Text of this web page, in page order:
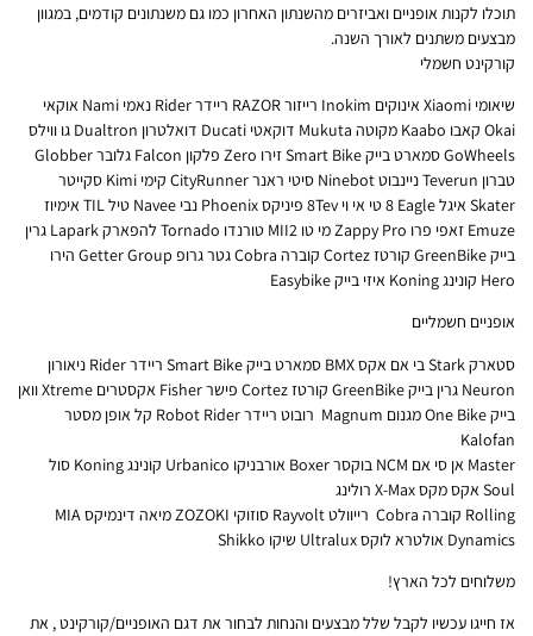
תוכלו לקנות אופניים ואביזרים מהשנתון האחרון כמו גם משנתונים קודמים, במגוון
מבצעים משתנים לאורך השנה.
קורקינט חשמלי
שיאומי Xiaomi ‏אינוקים Inokim ‏רייזור RAZOR ‏ריידר Rider ‏נאמי Nami ‏אוקאי
Okai ‏קאבו Kaabo ‏מקוטה Mukuta ‏דוקאטי Ducati ‏דואלטרון Dualtron ‏גו ווילס
GoWheels ‏סמארט בייק Smart Bike זירו Zero ‏פלקון Falcon גלובר Globber
‏טברון Teverun ‏ניינבוט Ninebot סיטי ראנר CityRunner קימי Kimi ‏סקייטר
Skater ‏איגל Eagle ‏8 טי אי וי 8Tev ‏פיניקס Phoenix ‏נבי Navee ‏טיל TIL ‏אימיוז
Emuze זאפי פרו Zappy Pro ‏מי טו MII2 ‏טורנדו Tornado ‏להפארק Lapark ‏גרין
בייק GreenBike ‏קורטז Cortez ‏קוברה Cobra ‏גטר גרופ Getter Group הירו
Hero ‏קונינג Koning ‏איזי בייק Easybike
אופניים חשמליים
סטארק Stark ‏בי אם אקס BMX ‏סמארט בייק Smart Bike ריידר Rider ‏ניאורון
Neuron ‏גרין בייק GreenBike קורטז Cortez ‏פישר Fisher‏ אקסטרים Xtreme ‏וואן
בייק One Bike מגנום Magnum ‏ רובוט ריידר Robot Rider קל אופן מסטר
Kalofan
Master ‏אן סי אם NCM בוקסר Boxer ‏אורבניקו Urbanico ‏קונינג Koning ‏סול
Soul ‏אקס מקס X-Max ‏רולינג
Rolling ‏קוברה Cobra ‏ רייוולט Rayvolt ‏סוזוקי ZOZOKI ‏מיאה דינמיקס MIA
Dynamics אולטרא לוקס Ultralux ‏שיקו Shikko
משלוחים לכל הארץ!
אז חייגו עכשיו לקבל שלל מבצעים והנחות לבחור את דגם האופניים/קורקינט , את